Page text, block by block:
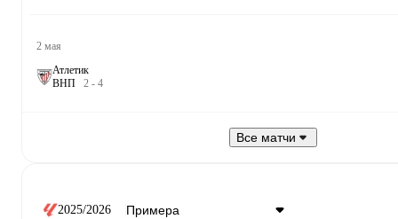
2 мая
Атлетик
ВНП 2 - 4
Все матчи
2025/2026